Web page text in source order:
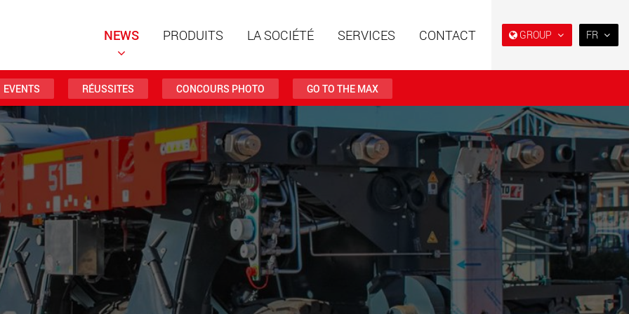
GROUP
Remorques spéciales à
structure modulaire pour des
charges utiles de 15 t à 123 t
www.maxtrailer.eu
Véhicules électriques avec
des capacités de charge à
partir de 5 t
www.maxtrailer.us
Remorques spéciales pour
des charges utiles de 20 t
jusqu’à 500 t
www.faymonville.com
Véhicules électriques avec
des capacités de charge à
partir de 5 t
www.morello.eu.com
Véhicules électriques pour SPMT et véhicules industriels
FR
IT
RU
日本
PT(BR)
NEWS PRODUITS LA SOCIÉTÉ SERVICES CONTACT
EVENTS RÉUSSITES CONCOURS PHOTO GO TO THE MAX